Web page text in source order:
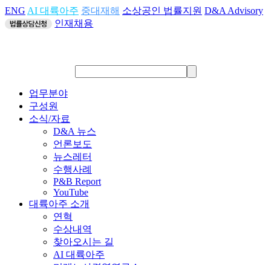
ENG AI 대륙아주 중대재해 소상공인 법률지원 D&A Advisory
인재채용
업무분야
구성원
소식/자료
D&A 뉴스
언론보도
뉴스레터
수행사례
P&B Report
YouTube
대륙아주 소개
연혁
수상내역
찾아오시는 길
AI 대륙아주